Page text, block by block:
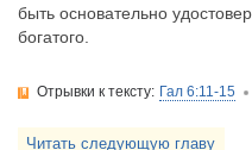
быть основательно
богатого.
Отрывки к тексту: Гал 6:11-15
Читать следующую главу